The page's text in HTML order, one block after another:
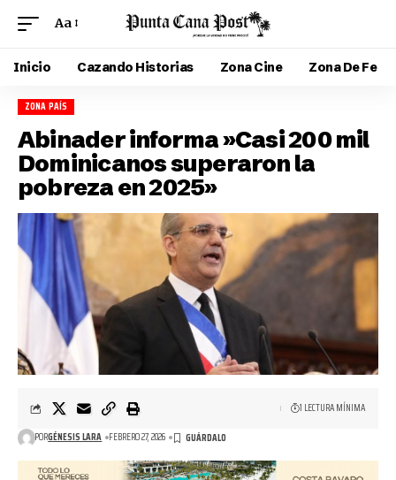
Aa
Inicio Cazando Historias Zona Cine Zona De Fe
ZONA PAÍS
Abinader informa »Casi 200 mil
Dominicanos superaron la
pobreza en 2025»
PORGÉNESIS LARA FEBRERO 27, 2026
1 LECTURA MÍNIMA